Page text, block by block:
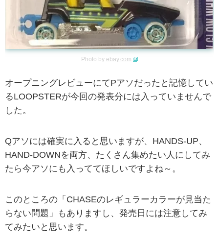
Photo by ebay.com
オープニングレビューにてPアソだったと記憶してい
るLOOPSTERが今回の発表分には入っていませんで
した。
Qアソには確実に入ると思いますが、HANDS-UP、
HAND-DOWNを両方、たくさん集めたい人にしてみ
たら今アソにも入っててほしいですよね～。
このところの「CHASEのレギュラーカラーが見当た
らない問題」もありますし、発売日には注意してみ
てみたいと思います。